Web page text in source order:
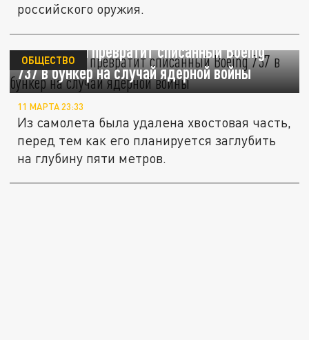
российского оружия.
Англичанин превратит списанный Boeing
737 в бункер на случай ядерной войны
ОБЩЕСТВО
11 МАРТА 23:33
Из самолета была удалена хвостовая часть,
перед тем как его планируется заглубить
на глубину пяти метров.